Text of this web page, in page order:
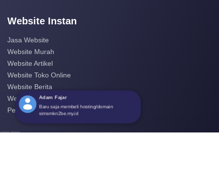
Website Instan
Jasa Website
Website Murah
Website Artikel
Website Toko Online
Website Berita
Website Perusahaan
Pembuatan Website
Adam Fajar
Baru saja membeli hosting/domain
simsmkn2be.my.id